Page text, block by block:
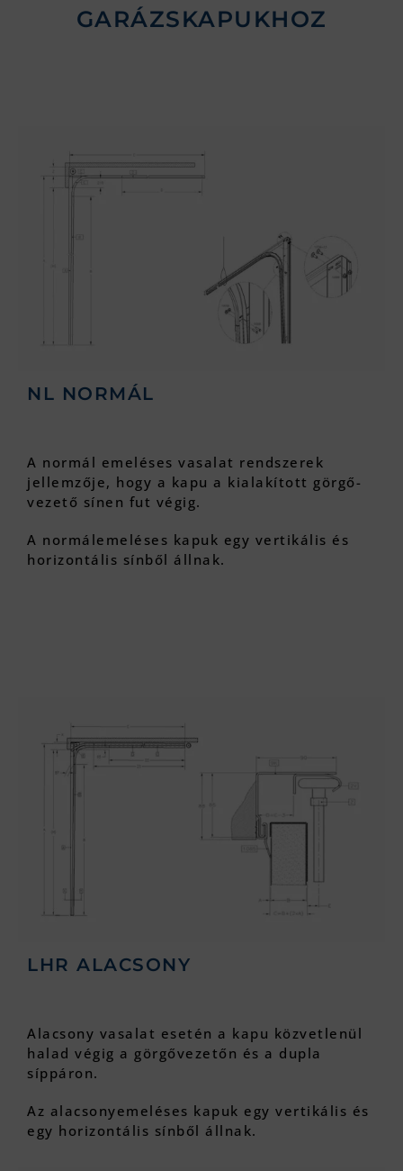
GARÁZSKAPUKHOZ
NL NORMÁL
A normál emeléses vasalat rendszerek
jellemzője, hogy a kapu a kialakított görgő-
vezető sínen fut végig.
A normálemeléses kapuk egy vertikális és
horizontális sínből állnak.
LHR ALACSONY
Alacsony vasalat esetén a kapu közvetlenül
halad végig a görgővezetőn és a dupla
síppáron.
Az alacsonyemeléses kapuk egy vertikális és
egy horizontális sínből állnak.